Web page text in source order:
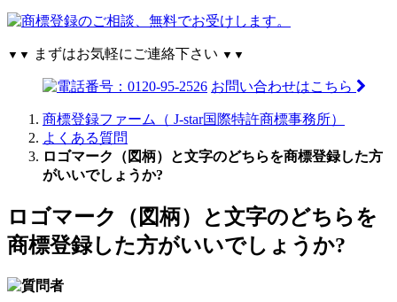
▼▼ まずはお気軽にご連絡下さい ▼▼
お問い合わせはこちら
商標登録ファーム（ J-star国際特許商標事務所）
よくある質問
ロゴマーク（図柄）と文字のどちらを商標登録した方
がいいでしょうか?
ロゴマーク（図柄）と文字のどちらを
商標登録した方がいいでしょうか?